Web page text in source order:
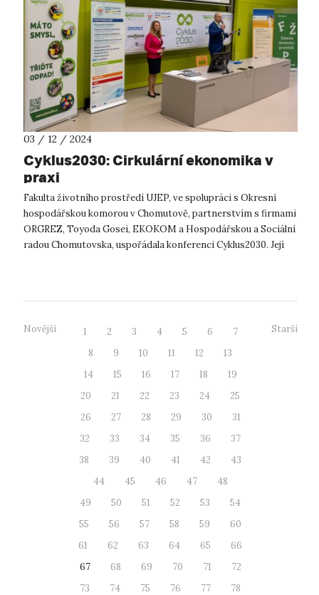
03 / 12 / 2024
Cyklus2030: Cirkulární ekonomika v
praxi
Fakulta životního prostředí UJEP, ve spolupráci s Okresní
hospodářskou komorou v Chomutově, partnerstvím s firmami
ORGREZ, Toyoda Gosei, EKOKOM a Hospodářskou a Sociální
radou Chomutovska, uspořádala konferenci Cyklus2030. Její
Novější 1 2 3 4 5 6
7
8
9 10 11 12
13
14
15 16 17 18
19
20
21 22 23 24
25
26
27 28 29 30
31
32
33 34 35 36
37
38
39 40 41 42
43
44
45 46 47
48
49
50 51 52 53
54
55
56 57 58 59
60
61
62 63 64 65
66
67
68 69 70 71
72
73
74 75 76 77
78
Starší